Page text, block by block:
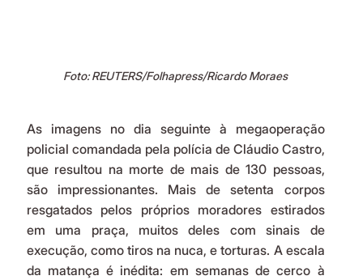
Foto: REUTERS/Folhapress/Ricardo Moraes
As imagens no dia seguinte à megaoperação
policial comandada pela polícia de Cláudio Castro,
que resultou na morte de mais de 130 pessoas,
são impressionantes. Mais de setenta corpos
resgatados pelos próprios moradores estirados
em uma praça, muitos deles com sinais de
execução, como tiros na nuca, e torturas. A escala
da matança é inédita: em semanas de cerco à